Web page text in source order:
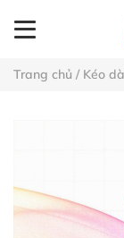
Trang chủ / Kéo